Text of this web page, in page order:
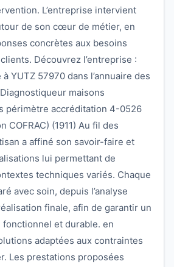
L’entreprise intervient
de son cœur de métier, en
concrètes aux besoins
Découvrez l’entreprise :
YUTZ 57970 dans l’annuaire des
maisons
périmètre accréditation 4-0526
COFRAC) (1911) Au fil des
a affiné son savoir-faire et
lui permettant de
techniques variés. Chaque
avec soin, depuis l’analyse
finale, afin de garantir un
et durable. en
adaptées aux contraintes
Les prestations proposées